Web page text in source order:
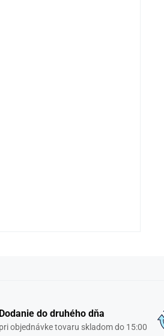
Dodanie do druhého dňa
pri objednávke tovaru skladom do 15:00